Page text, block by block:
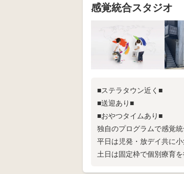
感覚統合スタジオ
■ステラタウン近く■
■送迎あり■
■おやつタイムあり■
独自のプログラムで感覚
平日は児発・放デイ共に
土日は固定枠で個別療育